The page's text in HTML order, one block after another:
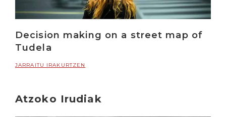
Decision making on a street map of
Tudela
JARRAITU IRAKURTZEN
Atzoko Irudiak